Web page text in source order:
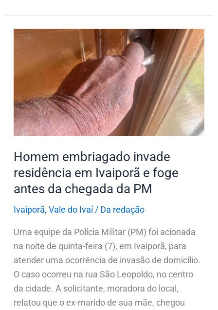
Homem embriagado invade
residência em Ivaiporã e foge
antes da chegada da PM
Ivaiporã, Vale do Ivaí/ Da redação
Uma equipe da Polícia Militar (PM) foi acionada
na noite de quinta-feira (7), em Ivaiporã, para
atender uma ocorrência de invasão de domicílio.
O caso ocorreu na rua São Leopoldo, no centro
da cidade. A solicitante, moradora do local,
relatou que o ex-marido de sua mãe, chegou
Homem
embriagado
invade
residência
Ivaiporã
e
foge
da
chegada
da
PM